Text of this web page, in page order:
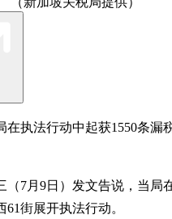
在执法行动中起获1550条漏
（7月9日）发文告说，当局
61街展开执法行动。